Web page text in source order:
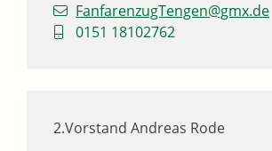
FanfarenzugTengen@gmx.de
0151 18102762
2.Vorstand Andreas Rode